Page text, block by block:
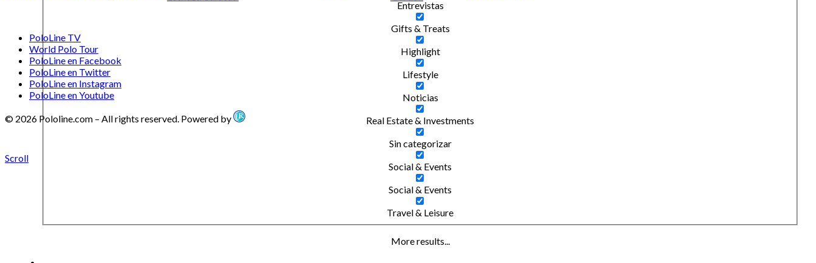
Entrevistas
Gifts & Treats
Highlight
Lifestyle
Noticias
Real Estate & Investments
Sin categorizar
Social & Events
Social & Events
Travel & Leisure
More results...
PoloLine TV
World Polo Tour
PoloLine en Facebook
PoloLine en Twitter
PoloLine en Instagram
PoloLine en Youtube
© 2026 Pololine.com – All rights reserved. Powered by
Scroll